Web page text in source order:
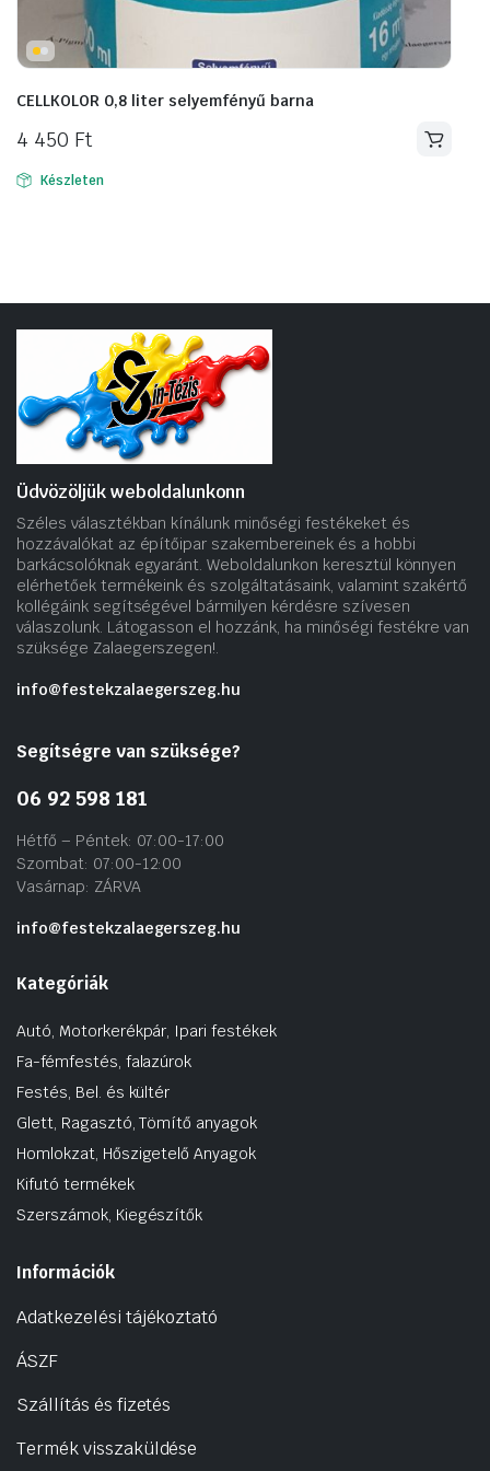
CELLKOLOR 0,8 liter selyemfényű barna
4 450 Ft
Készleten
Üdvözöljük weboldalunkonn
Széles választékban kínálunk minőségi festékeket és
hozzávalókat az építőipar szakembereinek és a hobbi
barkácsolóknak egyaránt. Weboldalunkon keresztül könnyen
elérhetőek termékeink és szolgáltatásaink, valamint szakértő
kollégáink segítségével bármilyen kérdésre szívesen
válaszolunk. Látogasson el hozzánk, ha minőségi festékre van
szüksége Zalaegerszegen!.
info@festekzalaegerszeg.hu
Segítségre van szüksége?
06 92 598 181
Hétfő – Péntek: 07:00-17:00
Szombat: 07:00-12:00
Vasárnap: ZÁRVA
info@festekzalaegerszeg.hu
Kategóriák
Autó, Motorkerékpár, Ipari festékek
Fa-fémfestés, falazúrok
Festés, Bel. és kültér
Glett, Ragasztó, Tömítő anyagok
Homlokzat, Hőszigetelő Anyagok
Kifutó termékek
Szerszámok, Kiegészítők
Információk
Adatkezelési tájékoztató
ÁSZF
Szállítás és fizetés
Termék visszaküldése